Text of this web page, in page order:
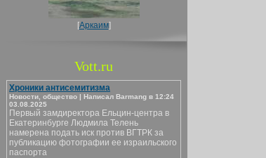
[Аркаим]
Vott.ru
Хроники антисемитизма
Новости, общество | Написал Barmang в 12:24
03.08.2025
Первый замдиректора Ельцин-центра в
Екатеринбурге Людмила Телень
намерена подать иск против ВГТРК за
публикацию фотографии ее израильского
паспорта